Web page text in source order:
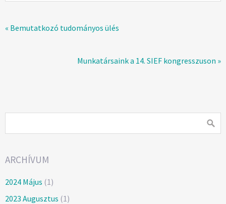
« Bemutatkozó tudományos ülés
Munkatársaink a 14. SIEF kongresszuson »
ARCHÍVUM
2024 Május (1)
2023 Augusztus (1)